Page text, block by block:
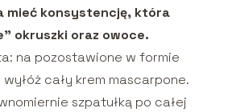
mieć konsystencję, która
okruszki oraz owoce.
na pozostawione w formie
cały krem mascarpone.
szpatułką po całej